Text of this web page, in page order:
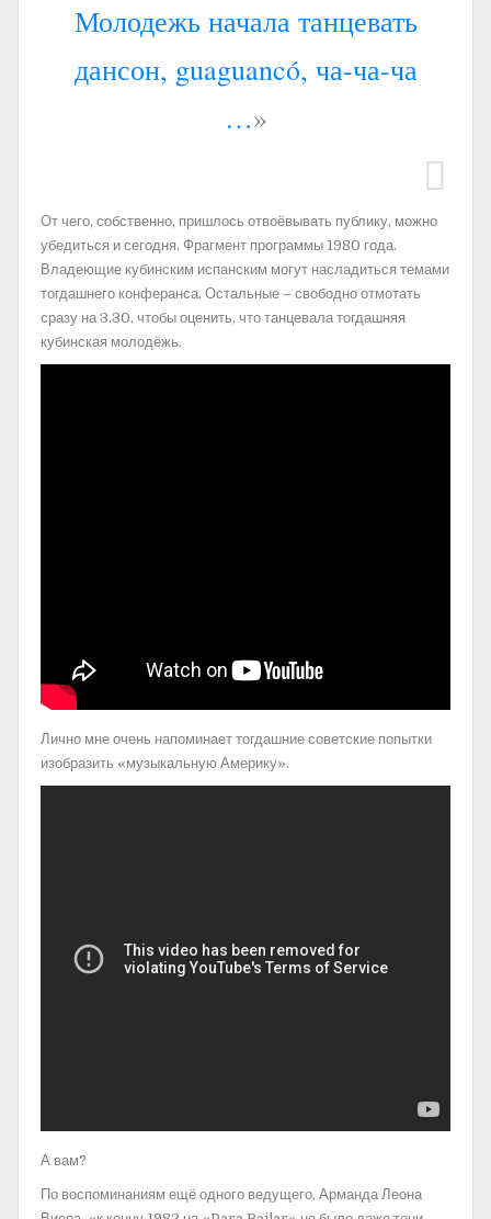
Молодежь начала танцевать
дансон, guaguancó, ча-ча-ча
…»
От чего, собственно, пришлось отвоёвывать публику, можно
убедиться и сегодня. Фрагмент программы 1980 года.
Владеющие кубинским испанским могут насладиться темами
тогдашнего конферанса. Остальные – свободно отмотать
сразу на 3.30, чтобы оценить, что танцевала тогдашняя
кубинская молодёжь.
Лично мне очень напоминает тогдашние советские попытки
изобразить «музыкальную Америку».
А вам?
По воспоминаниям ещё одного ведущего, Арманда Леона